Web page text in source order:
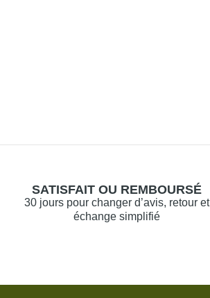
SATISFAIT OU REMBOURSÉ
30 jours pour changer d’avis, retour et
échange simplifié